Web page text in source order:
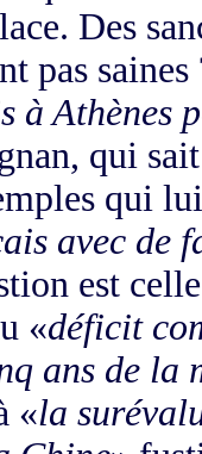
Des
pas saines
à Athènes
qui
qui
avec de
est
«déficit
ans de
«la